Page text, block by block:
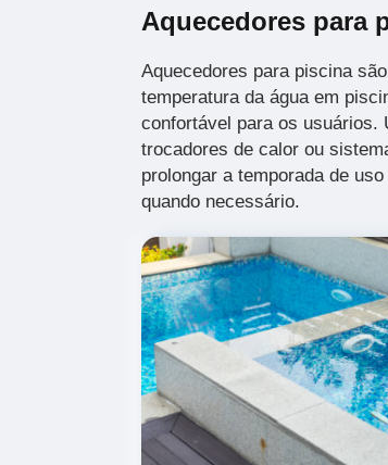
Aquecedores para
Aquecedores para piscina
temperatura da água em
confortável para os usuários.
trocadores de calor ou
prolongar a temporada de
quando necessário.